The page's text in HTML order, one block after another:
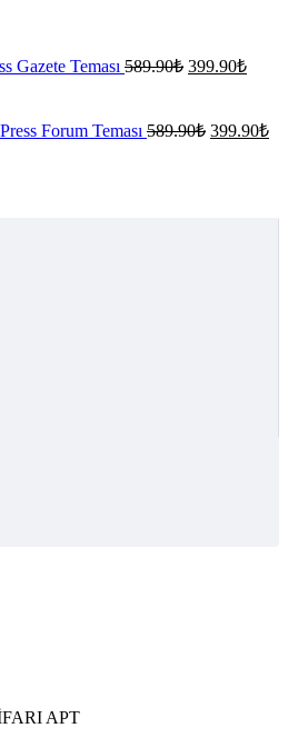
Gazete Teması 589.90₺ Orijinal
399.90₺Şu
Forum Teması 589.90₺ Orijinal
399.90₺Şu
APT